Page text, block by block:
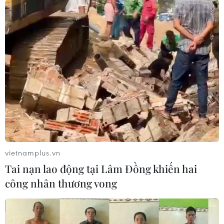
Nga và Ukraine tiếp tục tấn
công qua lại, thương vong
không ngừng gia tăng
04/08/2026 15:54
Pháp ghi nhận tháng 7
nóng nhất trong lịch sử
04/08/2026 15:17
Tây Ban Nha phát trực tiếp
Tàu chở hàng của Thổ Nhĩ
vietnamplus.vn
Tai nạn lao động tại Lâm Đồng khiến hai
công nhân thương vong